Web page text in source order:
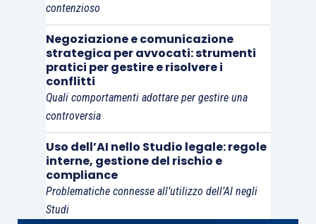
contenzioso
Negoziazione e comunicazione
strategica per avvocati: strumenti
pratici per gestire e risolvere i
conflitti
Quali comportamenti adottare per gestire una
controversia
Uso dell’AI nello Studio legale: regole
interne, gestione del rischio e
compliance
Problematiche connesse all’utilizzo dell’AI negli
Studi